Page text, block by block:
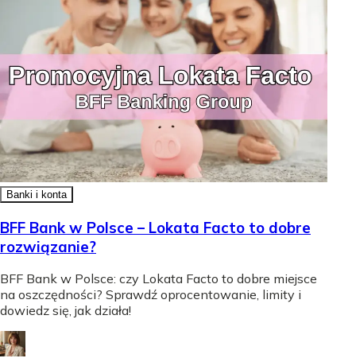
Banki i konta
BFF Bank w Polsce – Lokata Facto to dobre
rozwiązanie?
BFF Bank w Polsce: czy Lokata Facto to dobre miejsce
na oszczędności? Sprawdź oprocentowanie, limity i
dowiedz się, jak działa!